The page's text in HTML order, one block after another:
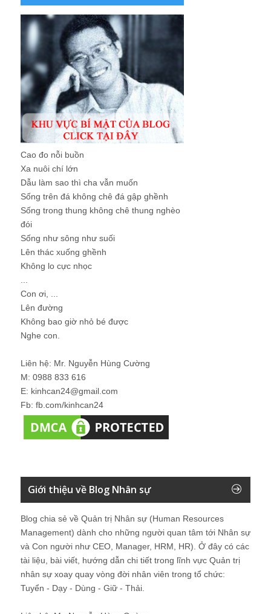
Cao đo nỗi buồn
Xa nuôi chí lớn
Dẫu làm sao thì cha vẫn muốn
Sống trên đá không chê đá gập ghềnh
Sống trong thung không chê thung nghèo
đói
Sống như sông như suối
Lên thác xuống ghềnh
Không lo cực nhọc
Con ơi, ...
Lên đường
Không bao giờ nhỏ bé được
Nghe con.
Liên hệ: Mr. Nguyễn Hùng Cường
M: 0988 833 616
E: kinhcan24@gmail.com
Fb: fb.com/kinhcan24
Giới thiệu về Blog Nhân sự
Blog chia sẻ về Quản trị Nhân sự (Human Resources
Management) dành cho những người quan tâm tới Nhân sự
và Con người như CEO, Manager, HRM, HR). Ở đây có các
tài liệu, bài viết, hướng dẫn chi tiết trong lĩnh vực Quản trị
nhân sự xoay quay vòng đời nhân viên trong tổ chức:
Tuyển - Dạy - Dùng - Giữ - Thải.